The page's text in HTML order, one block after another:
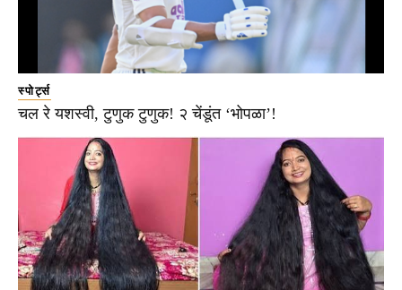
स्पोर्ट्स
चल रे यशस्वी, टुणुक टुणुक! २ चेंडूंत ‘भोपळा’!